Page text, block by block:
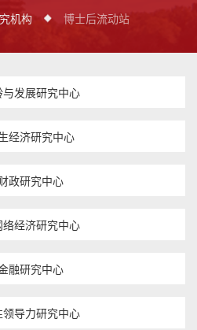
机构 博士后流动站
发展研究中心
经济研究中心
政研究中心
经济研究中心
融研究中心
导力研究中心